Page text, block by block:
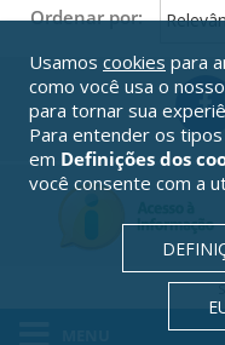
Ordenar por:
Usamos cookies para
como você usa o
para tornar sua
Para entender os
em Definições dos
você consente com a